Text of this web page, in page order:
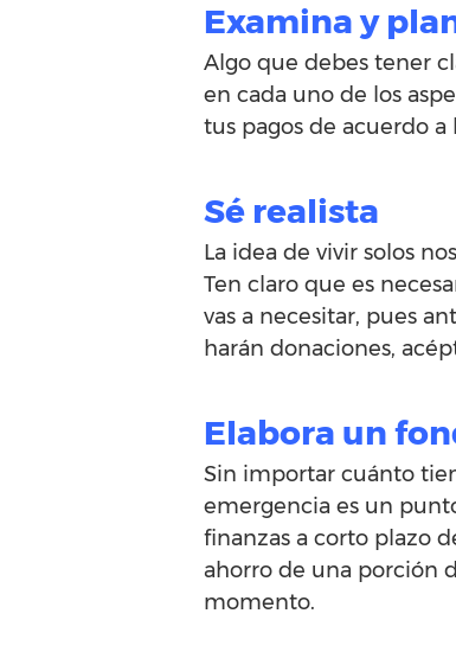
Examina y
Algo que debes tener
en cada uno de los
tus pagos de acuerdo
Sé realista
La idea de vivir solos
Ten claro que es
vas a necesitar, pues
harán donaciones,
Elabora un
Sin importar cuánto
emergencia es un
finanzas a corto plazo
ahorro de una porción
momento.